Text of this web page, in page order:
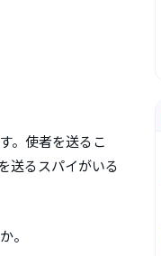
。使者を送るこ
送るスパイがいる
。